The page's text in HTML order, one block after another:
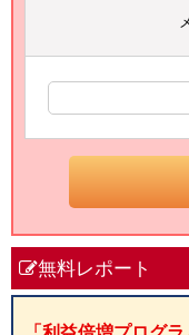
無料レポート